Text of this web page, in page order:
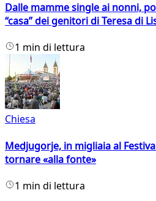
Dalle mamme single ai nonni,
“casa” dei genitori di Teresa di
1 min di lettura
Chiesa
Medjugorje, in migliaia al
tornare «alla fonte»
1 min di lettura